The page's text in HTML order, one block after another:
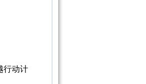
行动计